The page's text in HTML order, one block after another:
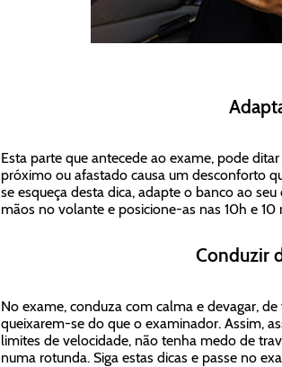
Esta parte que antecede ao exame, pode
próximo ou afastado causa um desconforto
se esqueça desta dica, adapte o banco ao
mãos no volante e posicione-as nas 10h e 10
Conduzir
No exame, conduza com calma e devagar,
queixarem-se do que o examinador. Assim,
limites de velocidade, não tenha medo de
numa rotunda. Siga estas dicas e passe no